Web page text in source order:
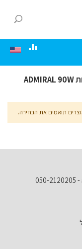
תואמים את הבחירה.